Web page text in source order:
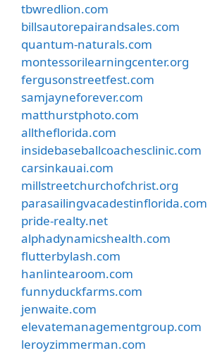
tbwredlion.com
billsautorepairandsales.com
quantum-naturals.com
montessorilearningcenter.org
fergusonstreetfest.com
samjayneforever.com
matthurstphoto.com
alltheflorida.com
insidebaseballcoachesclinic.com
carsinkauai.com
millstreetchurchofchrist.org
parasailingvacadestinflorida.com
pride-realty.net
alphadynamicshealth.com
flutterbylash.com
hanlintearoom.com
funnyduckfarms.com
jenwaite.com
elevatemanagementgroup.com
leroyzimmerman.com